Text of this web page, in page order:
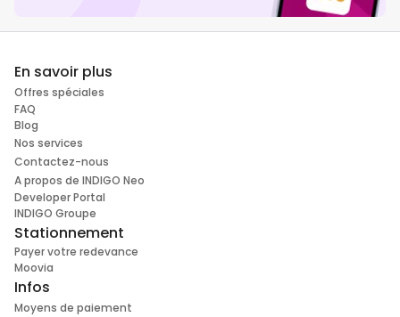
En savoir plus
Offres spéciales
FAQ
Blog
Nos services
Contactez-nous
A propos de INDIGO Neo
Developer Portal
INDIGO Groupe
Stationnement
Payer votre redevance
Moovia
Infos
Moyens de paiement